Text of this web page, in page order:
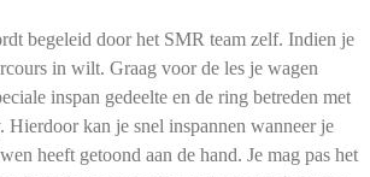
begeleid door het SMR team zelf. Indien je
in wilt. Graag voor de les je wagen
inspan gedeelte en de ring betreden met
Hierdoor kan je snel inspannen wanneer je
heeft getoond aan de hand. Je mag pas het